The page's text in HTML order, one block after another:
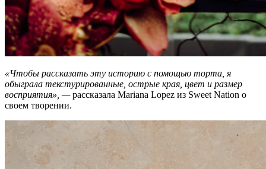
«Чтобы рассказать эту историю с помощью торта, я
обыграла текстурированные, острые края, цвет и размер
восприятия», —рассказала Mariana Lopez из Sweet Nation о
своем творении.